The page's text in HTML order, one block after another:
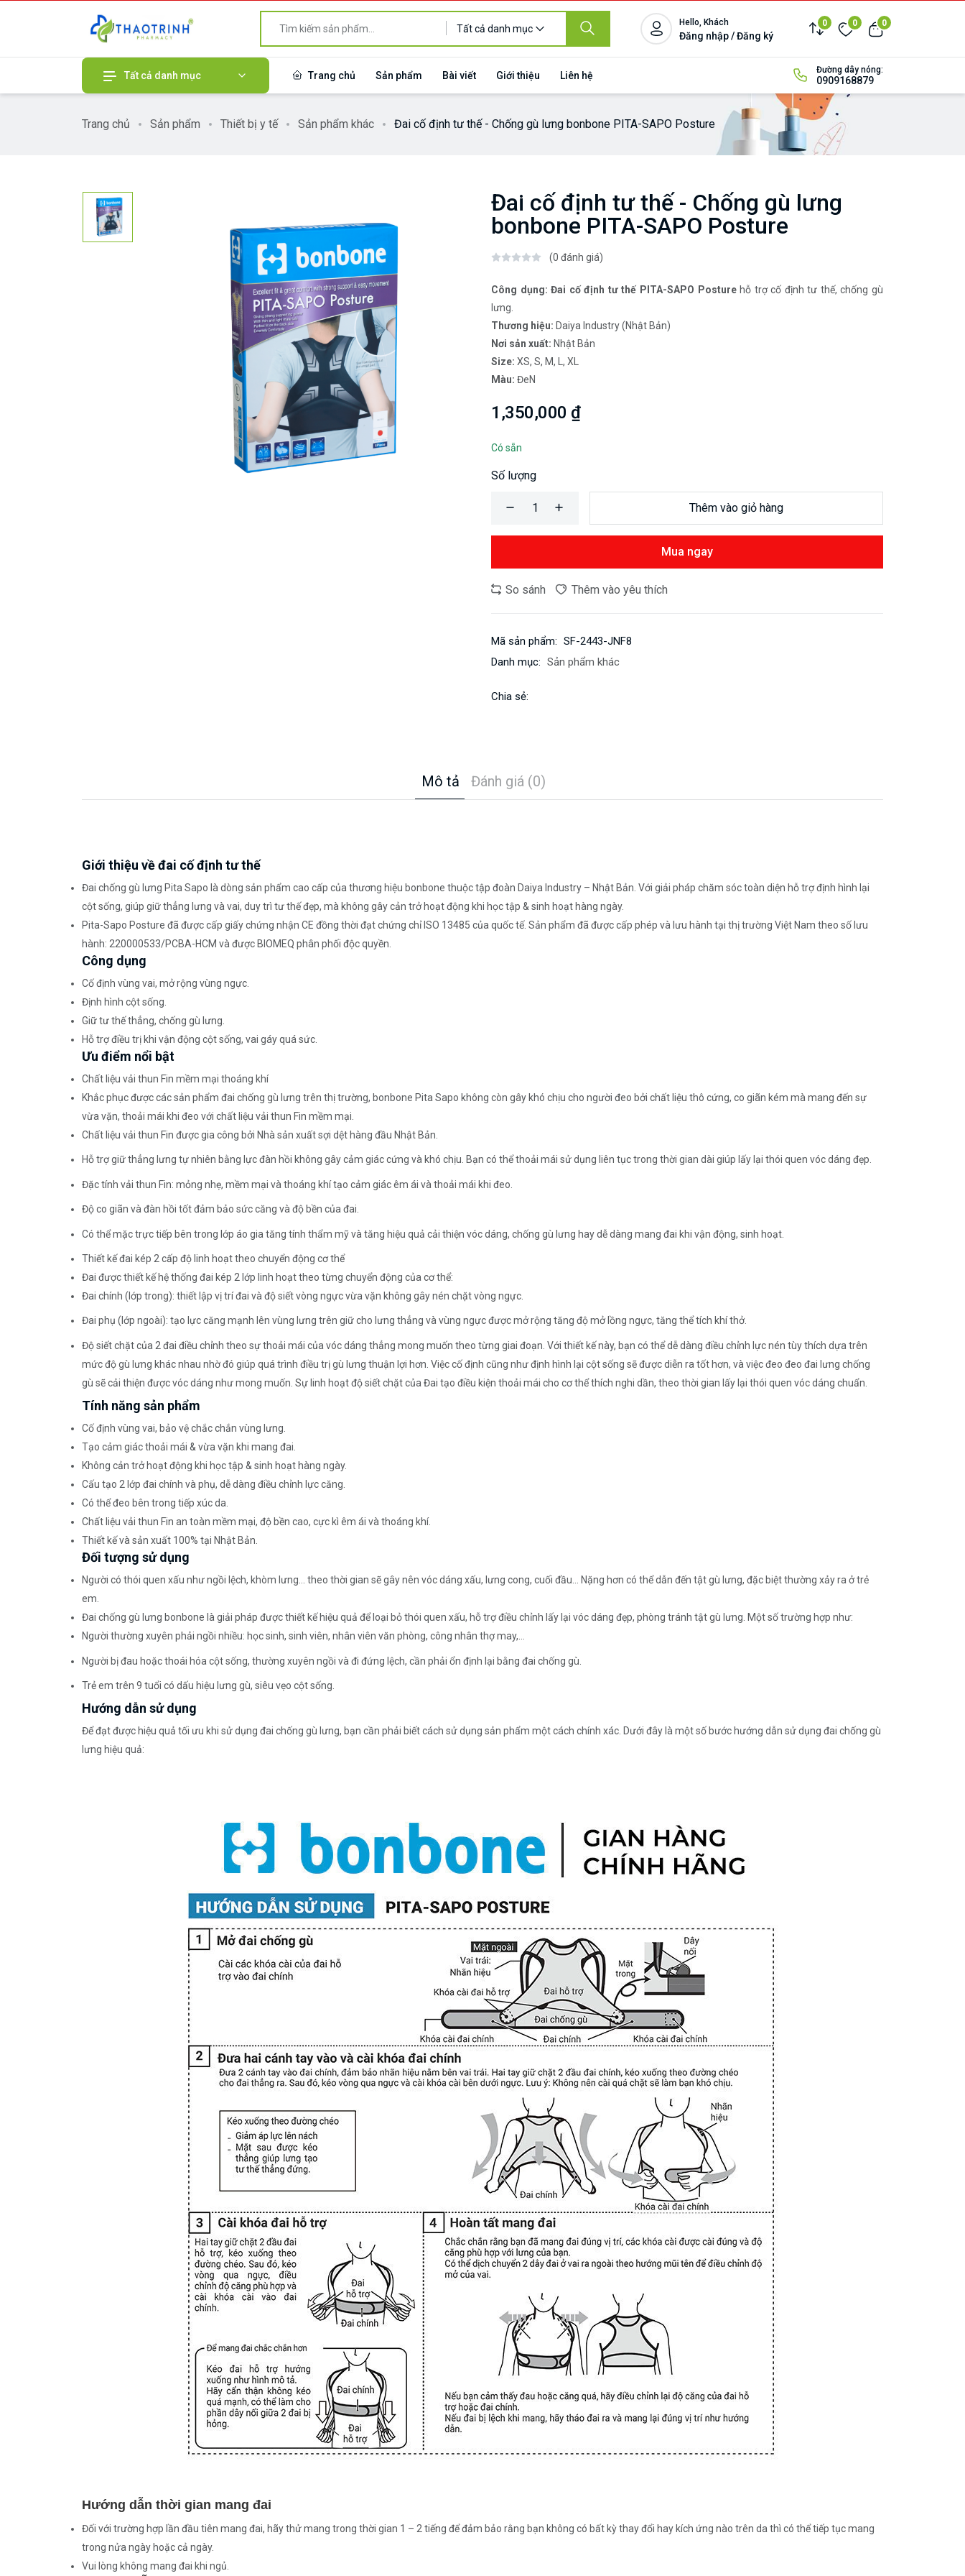
Tất cả danh mục
Hello, Khách
Đăng nhập / Đăng ký
0 0 0
Tất cả danh mục Trang chủ Sản phẩm Bài viết Giới thiệu Liên hệ Đường dây nóng:
0909168879
Trang chủ Sản phẩm Thiết bị y tế Sản phẩm khác Đai cố định tư thế - Chống gù lưng bonbone PITA-SAPO Posture
Đai cố định tư thế - Chống gù lưng
bonbone PITA-SAPO Posture
(0 đánh giá)
Công dụng: Đai cố định tư thế PITA-SAPO Posture hỗ trợ cố định tư thế, chống gù
lưng.
Thương hiệu: Daiya Industry (Nhật Bản)
Nơi sản xuất: Nhật Bản
Size: XS, S, M, L, XL
Màu: ĐeN
1,350,000 ₫
Có sẵn
Số lượng
Thêm vào giỏ hàng
Mua ngay
So sánh Thêm vào yêu thích
Mã sản phẩm: SF-2443-JNF8
Danh mục: Sản phẩm khác
Chia sẻ:
Mô tả Đánh giá (0)
Giới thiệu về đai cố định tư thế
Đai chống gù lưng Pita Sapo là dòng sản phẩm cao cấp của thương hiệu bonbone thuộc tập đoàn Daiya Industry – Nhật Bản. Với giải pháp chăm sóc toàn diện hỗ trợ định hình lại
cột sống, giúp giữ thẳng lưng và vai, duy trì tư thế đẹp, mà không gây cản trở hoạt động khi học tập & sinh hoạt hàng ngày.
Pita-Sapo Posture đã được cấp giấy chứng nhận CE đồng thời đạt chứng chỉ ISO 13485 của quốc tế. Sản phẩm đã được cấp phép và lưu hành tại thị trường Việt Nam theo số lưu
hành: 220000533/PCBA-HCM và được BIOMEQ phân phối độc quyền.
Công dụng
Cố định vùng vai, mở rộng vùng ngực.
Định hình cột sống.
Giữ tư thế thẳng, chống gù lưng.
Hỗ trợ điều trị khi vận động cột sống, vai gáy quá sức.
Ưu điểm nổi bật
Chất liệu vải thun Fin mềm mại thoáng khí
Khắc phục được các sản phẩm đai chống gù lưng trên thị trường, bonbone Pita Sapo không còn gây khó chịu cho người đeo bởi chất liệu thô cứng, co giãn kém mà mang đến sự
vừa vặn, thoải mái khi đeo với chất liệu vải thun Fin mềm mại.
Chất liệu vải thun Fin được gia công bởi Nhà sản xuất sợi dệt hàng đầu Nhật Bản.
Hỗ trợ giữ thẳng lưng tự nhiên bằng lực đàn hồi không gây cảm giác cứng và khó chịu. Bạn có thể thoải mái sử dụng liên tục trong thời gian dài giúp lấy lại thói quen vóc dáng đẹp.
Đặc tính vải thun Fin: mỏng nhẹ, mềm mại và thoáng khí tạo cảm giác êm ái và thoải mái khi đeo.
Độ co giãn và đàn hồi tốt đảm bảo sức căng và độ bền của đai.
Có thể mặc trực tiếp bên trong lớp áo gia tăng tính thẩm mỹ và tăng hiệu quả cải thiện vóc dáng, chống gù lưng hay dễ dàng mang đai khi vận động, sinh hoạt.
Thiết kế đai kép 2 cấp độ linh hoạt theo chuyển động cơ thể
Đai được thiết kế hệ thống đai kép 2 lớp linh hoạt theo từng chuyển động của cơ thể:
Đai chính (lớp trong): thiết lập vị trí đai và độ siết vòng ngực vừa vặn không gây nén chặt vòng ngực.
Đai phụ (lớp ngoài): tạo lực căng mạnh lên vùng lưng trên giữ cho lưng thẳng và vùng ngực được mở rộng tăng độ mở lồng ngực, tăng thể tích khí thở.
Độ siết chặt của 2 đai điều chỉnh theo sự thoải mái của vóc dáng thẳng mong muốn theo từng giai đoạn. Với thiết kế này, bạn có thể dễ dàng điều chỉnh lực nén tùy thích dựa trên
mức độ gù lưng khác nhau nhờ đó giúp quá trình điều trị gù lưng thuận lợi hơn. Việc cố định cũng như định hình lại cột sống sẽ được diễn ra tốt hơn, và việc đeo đeo đai lưng chống
gù sẽ cải thiện được vóc dáng như mong muốn. Sự linh hoạt độ siết chặt của Đai tạo điều kiện thoải mái cho cơ thể thích nghi dần, theo thời gian lấy lại thói quen vóc dáng chuẩn.
Tính năng sản phẩm
Cố định vùng vai, bảo vệ chắc chắn vùng lưng.
Tạo cảm giác thoải mái & vừa vặn khi mang đai.
Không cản trở hoạt động khi học tập & sinh hoạt hàng ngày.
Cấu tạo 2 lớp đai chính và phụ, dễ dàng điều chỉnh lực căng.
Có thể đeo bên trong tiếp xúc da.
Chất liệu vải thun Fin an toàn mềm mại, độ bền cao, cực kì êm ái và thoáng khí.
Thiết kế và sản xuất 100% tại Nhật Bản.
Đối tượng sử dụng
Người có thói quen xấu như ngồi lệch, khòm lưng… theo thời gian sẽ gây nên vóc dáng xấu, lưng cong, cuối đầu… Nặng hơn có thể dẫn đến tật gù lưng, đặc biệt thường xảy ra ở trẻ
em.
Đai chống gù lưng bonbone là giải pháp được thiết kế hiệu quả để loại bỏ thói quen xấu, hỗ trợ điều chỉnh lấy lại vóc dáng đẹp, phòng tránh tật gù lưng. Một số trường hợp như:
Người thường xuyên phải ngồi nhiều: học sinh, sinh viên, nhân viên văn phòng, công nhân thợ may,…
Người bị đau hoặc thoái hóa cột sống, thường xuyên ngồi và đi đứng lệch, cần phải ổn định lại bằng đai chống gù.
Trẻ em trên 9 tuổi có dấu hiệu lưng gù, siêu vẹo cột sống.
Hướng dẫn sử dụng
Để đạt được hiệu quả tối ưu khi sử dụng đai chống gù lưng, bạn cần phải biết cách sử dụng sản phẩm một cách chính xác. Dưới đây là một số bước hướng dẫn sử dụng đai chống gù
lưng hiệu quả:
Hướng dẫn thời gian mang đai
Đối với trường hợp lần đầu tiên mang đai, hãy thử mang trong thời gian 1 – 2 tiếng để đảm bảo rằng bạn không có bất kỳ thay đổi hay kích ứng nào trên da thì có thể tiếp tục mang
trong nửa ngày hoặc cả ngày.
Vui lòng không mang đai khi ngủ.